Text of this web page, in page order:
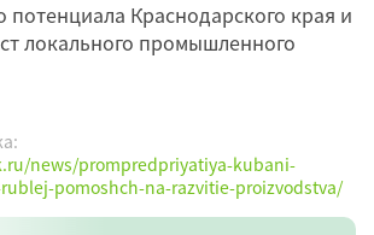
потенциала Краснодарского края и
локального промышленного
news/prompredpriyatiya-kubani-
pomoshch-na-razvitie-proizvodstva/